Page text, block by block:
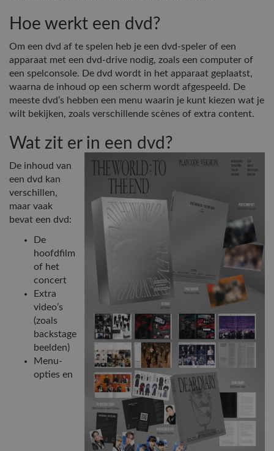
Hoe werkt een dvd?
Om een dvd af te spelen heb je een dvd-speler of een
apparaat met een dvd-drive nodig, zoals een computer of
een spelconsole. De dvd wordt in het apparaat geplaatst,
waarna de inhoud op een scherm wordt afgespeeld. De
meeste dvd’s hebben een menu waarin je kunt kiezen wat je
wilt bekijken, zoals verschillende scènes of extra content.
Wat zit er in een dvd?
De inhoud van
een dvd kan
verschillen,
maar vaak
bevat een dvd:
De
hoofdfilm
of het
concert
Extra
video’s
(zoals
backstage
beelden)
Menu-
opties en